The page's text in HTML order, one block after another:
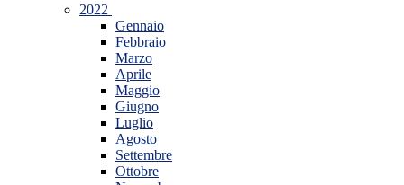
2022
Gennaio
Febbraio
Marzo
Aprile
Maggio
Giugno
Luglio
Agosto
Settembre
Ottobre